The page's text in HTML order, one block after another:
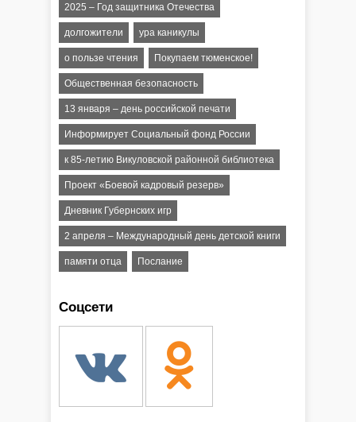
2025 – Год защитника Отечества
долгожители ура каникулы
о пользе чтения Покупаем тюменское!
Общественная безопасность
13 января – день российской печати
Информирует Социальный фонд России
к 85-летию Викуловской районной библиотека
Проект «Боевой кадровый резерв»
Дневник Губернских игр
2 апреля – Международный день детской книги
памяти отца Послание
Соцсети